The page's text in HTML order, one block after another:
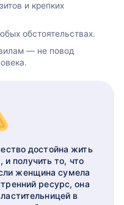
и крепких
обстоятельствах.
— не повод
достойна жить
получить то, что
женщина сумела
ресурс, она
в